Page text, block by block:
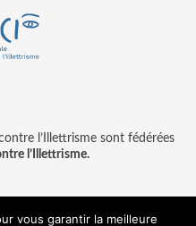
l’Illettrisme sont fédérées
l’Illettrisme.
vous garantir la meilleure